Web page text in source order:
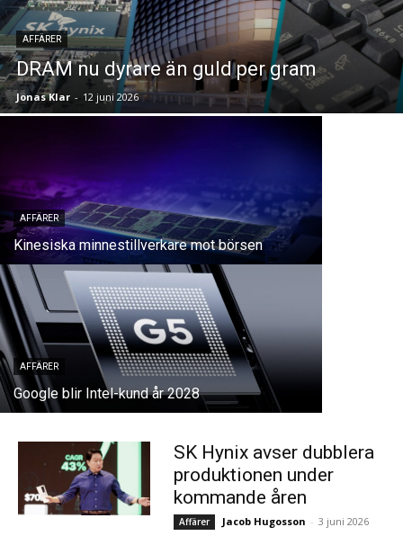
AFFÄRER
DRAM nu dyrare än guld per gram
Jonas Klar - 12 juni 2026
AFFÄRER
Kinesiska minnestillverkare mot börsen
AFFÄRER
Google blir Intel-kund år 2028
SK Hynix avser dubblera
produktionen under
kommande åren
Affärer Jacob Hugosson - 3 juni 2026